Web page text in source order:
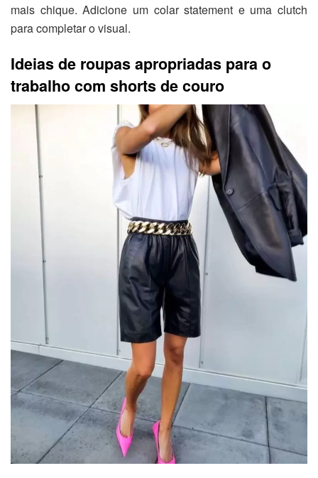
mais chique. Adicione um colar statement e uma clutch
para completar o visual.
Ideias de roupas apropriadas para o
trabalho com shorts de couro